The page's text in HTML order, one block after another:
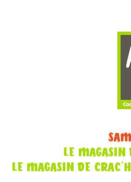
LE MAGASIN
LE MAGASIN DE